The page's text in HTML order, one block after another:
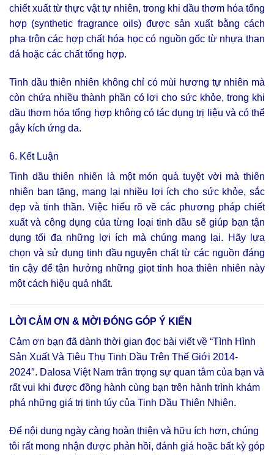
chiết xuất từ thực vật tự nhiên, trong khi dầu thơm hóa tổng
hợp (synthetic fragrance oils) được sản xuất bằng cách
pha trộn các hợp chất hóa học có nguồn gốc từ nhựa than
đá hoặc các chất tổng hợp.
Tinh dầu thiên nhiên không chỉ có mùi hương tự nhiên mà
còn chứa nhiều thành phần có lợi cho sức khỏe, trong khi
dầu thơm hóa tổng hợp không có tác dụng trị liệu và có thể
gây kích ứng da.
6. Kết Luận
Tinh dầu thiên nhiên là một món quà tuyệt vời mà thiên
nhiên ban tặng, mang lại nhiều lợi ích cho sức khỏe, sắc
đẹp và tinh thần. Việc hiểu rõ về các phương pháp chiết
xuất và công dụng của từng loại tinh dầu sẽ giúp bạn tận
dụng tối đa những lợi ích mà chúng mang lại. Hãy lựa
chọn và sử dụng tinh dầu nguyên chất từ các nguồn đáng
tin cậy để tận hưởng những giọt tinh hoa thiên nhiên này
một cách hiệu quả nhất.
LỜI CẢM ƠN & MỜI ĐÓNG GÓP Ý KIẾN
Cảm ơn bạn đã dành thời gian đọc bài viết về “Tình Hình
Sản Xuất Và Tiêu Thụ Tinh Dầu Trên Thế Giới 2014-
2024″. Dalosa Việt Nam trân trọng sự quan tâm của bạn và
rất vui khi được đồng hành cùng bạn trên hành trình khám
phá những giá trị tinh túy của Tinh Dầu Thiên Nhiên.
Để nội dung ngày càng hoàn thiện và hữu ích hơn, chúng
tôi rất mong nhận được phản hồi, đánh giá hoặc bất kỳ góp